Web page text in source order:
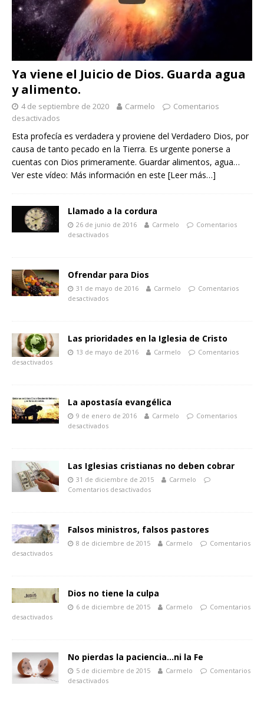
Ya viene el Juicio de Dios. Guarda agua
y alimento.
4 de septiembre de 2020 Carmelo
Comentarios
desactivados
Esta profecía es verdadera y proviene del Verdadero Dios, por
causa de tanto pecado en la Tierra. Es urgente ponerse a
cuentas con Dios primeramente. Guardar alimentos, agua…
Ver este vídeo: Más información en este [Leer más…]
Llamado a la cordura
26 de junio de 2016 Carmelo
Comentarios
desactivados
Ofrendar para Dios
31 de mayo de 2016 Carmelo
Comentarios
desactivados
Las prioridades en la Iglesia de Cristo
13 de mayo de 2016 Carmelo
Comentarios
desactivados
La apostasía evangélica
9 de enero de 2016 Carmelo
Comentarios
desactivados
Las Iglesias cristianas no deben cobrar
31 de diciembre de 2015
Carmelo
Comentarios desactivados
Falsos ministros, falsos pastores
8 de diciembre de 2015 Carmelo
Comentarios
desactivados
Dios no tiene la culpa
6 de diciembre de 2015 Carmelo
Comentarios
desactivados
No pierdas la paciencia…ni la Fe
5 de diciembre de 2015 Carmelo
Comentarios
desactivados